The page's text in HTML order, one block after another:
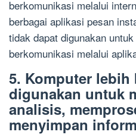
berkomunikasi melalui
berbagai aplikasi pesan
tidak dapat digunakan
berkomunikasi melalui
5. Komputer lebih
digunakan untuk
analisis,
menyimpan